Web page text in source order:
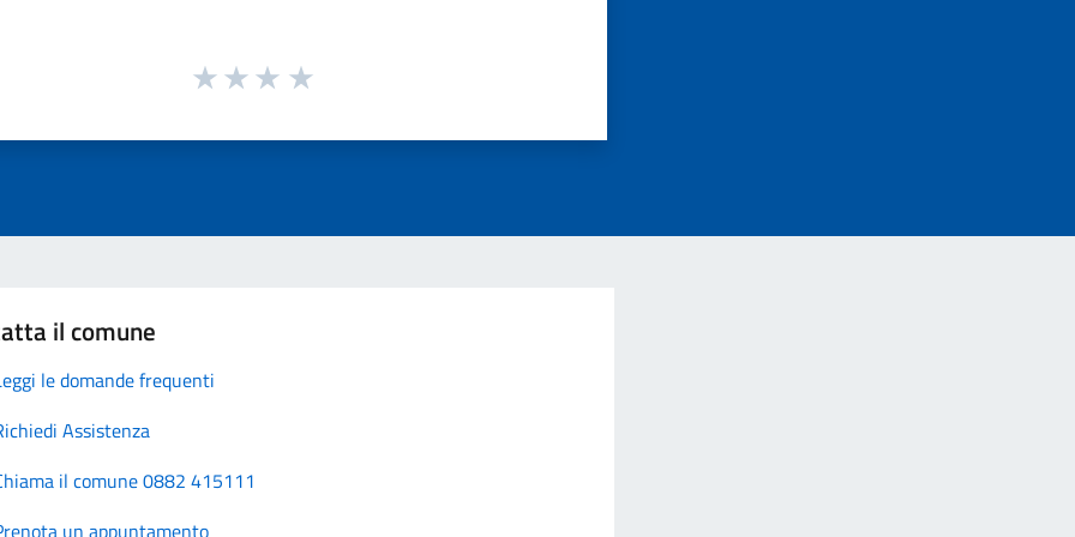
il comune
le domande frequenti
Assistenza
il comune 0882 415111
un appuntamento